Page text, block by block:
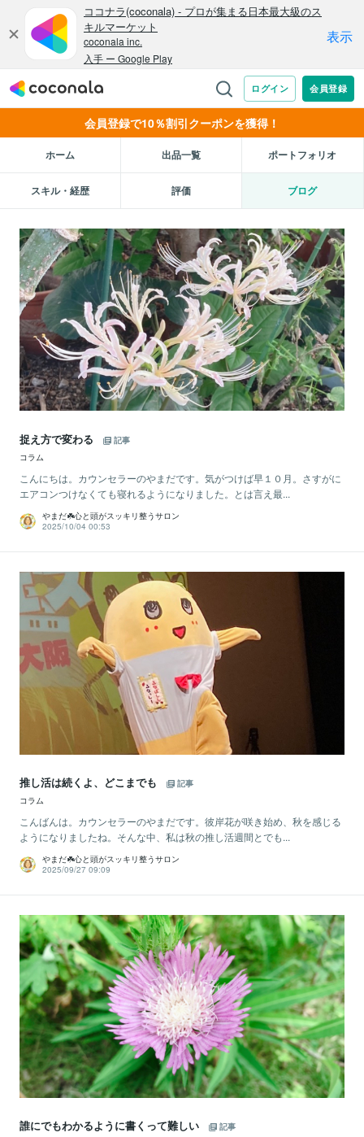
会員登録で10％割引クーポンを獲得！
ホーム 出品一覧 ポートフォリオ
スキル・経歴 評価 ブログ
捉え方で変わる
記事
コラム
こんにちは。カウンセラーのやまだです。気がつけば早１０月。さすがに
エアコンつけなくても寝れるようになりました。とは言え最...
やまだ☘️心と頭がスッキリ整うサロン
2025/10/04 00:53
推し活は続くよ、どこまでも
記事
コラム
こんばんは。カウンセラーのやまだです。彼岸花が咲き始め、秋を感じる
ようになりましたね。そんな中、私は秋の推し活週間とでも...
やまだ☘️心と頭がスッキリ整うサロン
2025/09/27 09:09
誰にでもわかるように書くって難しい
記事